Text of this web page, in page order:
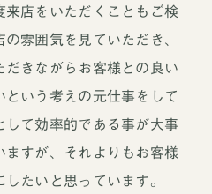
来店をいただくこともご検
雰囲気を見ていただき、
きながらお客様との良い
いう考えの元仕事をして
して効率的である事が大事
ますが、それよりもお客様
たいと思っています。